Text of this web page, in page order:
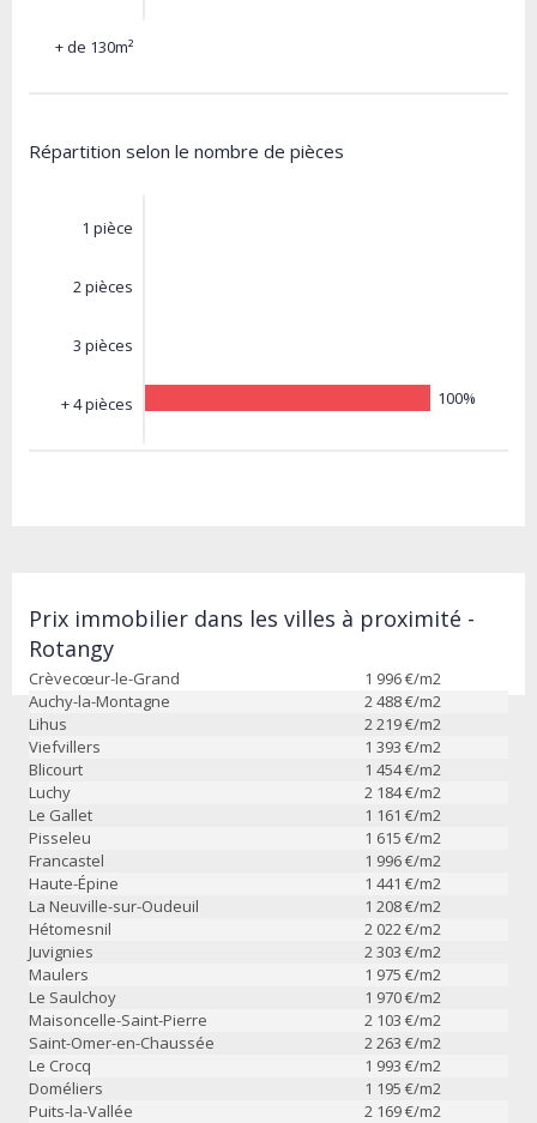
+ de 130m²
Répartition selon le nombre de pièces
1 pièce
2 pièces
3 pièces
+ 4 pièces 100%
Prix immobilier dans les villes à proximité -
Rotangy
Crèvecœur-le-Grand 1 996€/m2
Auchy-la-Montagne
2 488€/m2
Lihus
2 219€/m2
Viefvillers
1 393 €/m2
Blicourt
1 454€/m2
Luchy
2 184€/m2
Le Gallet
1 161 €/m2
Pisseleu
1 615 €/m2
Francastel
1 996€/m2
Haute-Épine
1 441 €/m2
La Neuville-sur-Oudeuil
1 208€/m2
Hétomesnil
2 022 €/m2
Juvignies
2 303 €/m2
Maulers
1 975 €/m2
Le Saulchoy
1 970€/m2
Maisoncelle-Saint-Pierre
2 103 €/m2
Saint-Omer-en-Chaussée
2 263 €/m2
Le Crocq
1 993 €/m2
Doméliers
1 195 €/m2
Puits-la-Vallée
2 169€/m2